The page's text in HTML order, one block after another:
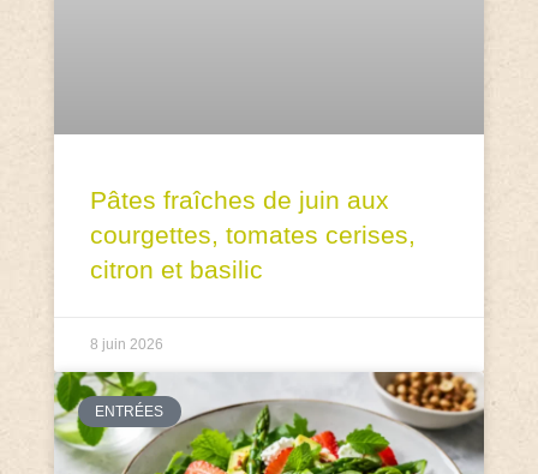
Pâtes fraîches de juin aux
courgettes, tomates cerises,
citron et basilic
8 juin 2026
ENTRÉES